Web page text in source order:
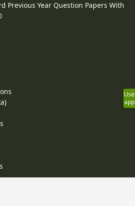
Previous Year Question Papers With
Use
app